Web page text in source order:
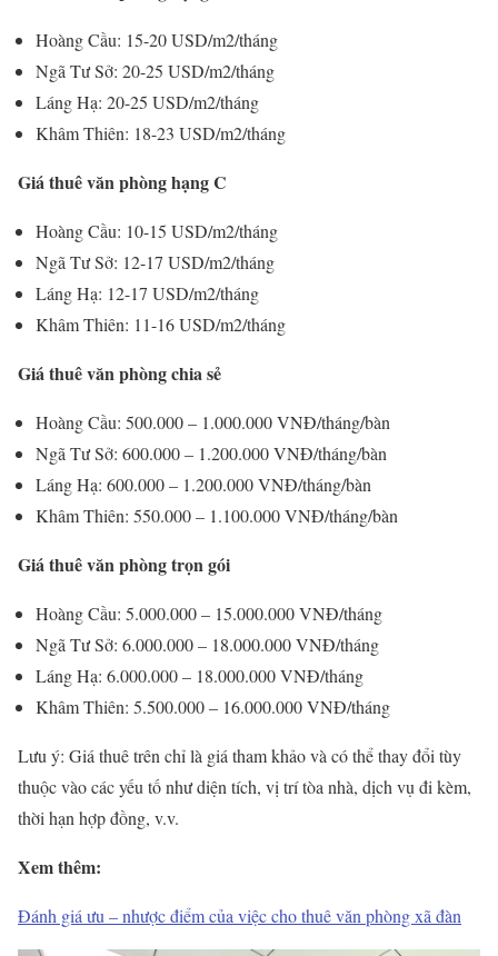
Hoàng Cầu: 15-20 USD/m2/tháng
Ngã Tư Sở: 20-25 USD/m2/tháng
Láng Hạ: 20-25 USD/m2/tháng
Khâm Thiên: 18-23 USD/m2/tháng
Giá thuê văn phòng hạng C
Hoàng Cầu: 10-15 USD/m2/tháng
Ngã Tư Sở: 12-17 USD/m2/tháng
Láng Hạ: 12-17 USD/m2/tháng
Khâm Thiên: 11-16 USD/m2/tháng
Giá thuê văn phòng chia sẻ
Hoàng Cầu: 500.000 – 1.000.000 VNĐ/tháng/bàn
Ngã Tư Sở: 600.000 – 1.200.000 VNĐ/tháng/bàn
Láng Hạ: 600.000 – 1.200.000 VNĐ/tháng/bàn
Khâm Thiên: 550.000 – 1.100.000 VNĐ/tháng/bàn
Giá thuê văn phòng trọn gói
Hoàng Cầu: 5.000.000 – 15.000.000 VNĐ/tháng
Ngã Tư Sở: 6.000.000 – 18.000.000 VNĐ/tháng
Láng Hạ: 6.000.000 – 18.000.000 VNĐ/tháng
Khâm Thiên: 5.500.000 – 16.000.000 VNĐ/tháng
Lưu ý: Giá thuê trên chỉ là giá tham khảo và có thể thay đổi tùy
thuộc vào các yếu tố như diện tích, vị trí tòa nhà, dịch vụ đi kèm,
thời hạn hợp đồng, v.v.
Xem thêm:
Đánh giá ưu – nhược điểm của việc cho thuê văn phòng xã đàn